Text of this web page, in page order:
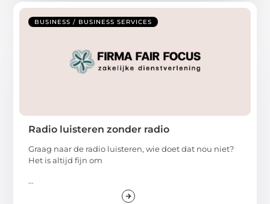
BUSINESS / BUSINESS SERVICES
Radio luisteren zonder radio
Graag naar de radio luisteren, wie doet dat nou niet?
Het is altijd fijn om
...